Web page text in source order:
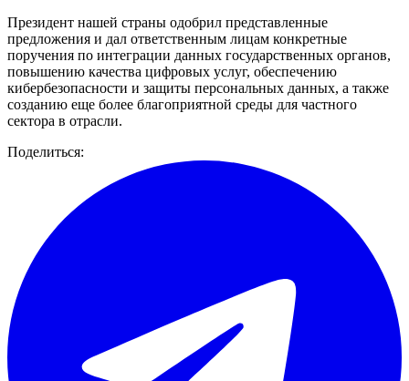
Президент нашей страны одобрил представленные
предложения и дал ответственным лицам конкретные
поручения по интеграции данных государственных органов,
повышению качества цифровых услуг, обеспечению
кибербезопасности и защиты персональных данных, а также
созданию еще более благоприятной среды для частного
сектора в отрасли.
Поделиться: